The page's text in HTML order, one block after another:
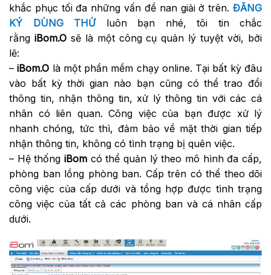
khắc phục tối đa những vấn đề nan giải ở trên. ĐĂNG
KÝ DÙNG THỬluôn bạn nhé, tôi tin chắc
rằng iBom.Osẽ là một công cụ quản lý tuyệt vời, bởi
lẽ:
–iBom.O là một phần mềm chạy online. Tại bất kỳ đâu
vào bất kỳ thời gian nào bạn cũng có thể trao đổi
thông tin, nhận thông tin, xử lý thông tin với các cá
nhân có liên quan. Công việc của bạn được xử lý
nhanh chóng, tức thì, đảm bảo về mặt thời gian tiếp
nhận thông tin, không có tình trạng bị quên việc.
– Hệ thống iBom có thể quản lý theo mô hình đa cấp,
phòng ban lồng phòng ban. Cấp trên có thể theo dõi
công việc của cấp dưới và tổng hợp được tình trạng
công việc của tất cả các phòng ban và cá nhân cấp
dưới.